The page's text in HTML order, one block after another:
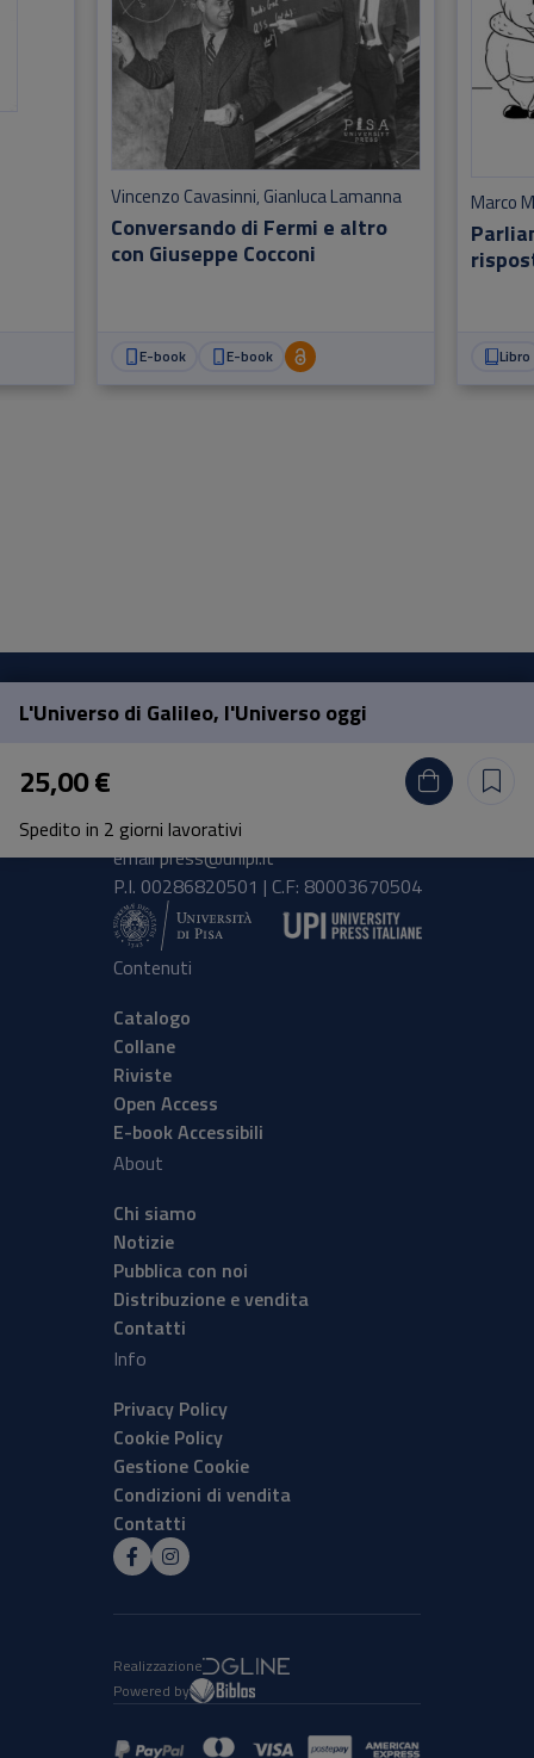
Conversando di Fermi e altro
con Giuseppe Cocconi
Vincenzo Cavasinni, Gianluca Lamanna
E-book E-book
Marco
Libro
L'Universo di Galileo, l'Universo oggi
25,00 €
Spedito in 2 giorni lavorativi
Pisa University Press
Lungarno Pacinotti 43/44 56126 Pisa
tel.+39 050 2212056
emailpress@unipi.it
P.I. 00286820501 | C.F: 80003670504
Contenuti
Catalogo
Collane
Riviste
Open Access
E-book Accessibili
About
Chi siamo
Notizie
Pubblica con noi
Distribuzione e vendita
Contatti
Info
Privacy Policy
Cookie Policy
Gestione Cookie
Condizioni di vendita
Contatti
Realizzazione
Powered by